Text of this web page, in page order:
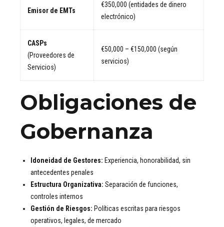
Emisor de EMTs
€350,000 (entidades de dinero
electrónico)
CASPs
(Proveedores de
Servicios)
€50,000 – €150,000 (según
servicios)
Obligaciones de
Gobernanza
Idoneidad de Gestores: Experiencia, honorabilidad, sin
antecedentes penales
Estructura Organizativa: Separación de funciones,
controles internos
Gestión de Riesgos: Políticas escritas para riesgos
operativos, legales, de mercado